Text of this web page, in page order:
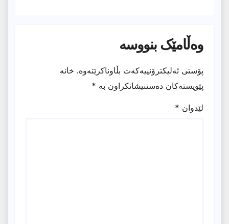
وەڵامێک بنووسە
پۆستی ئەلیکترۆنییەکەت بڵاوناکرێتەوە. خانە
پێویستەکان دەستنیشانکراون بە *
لێدوان *